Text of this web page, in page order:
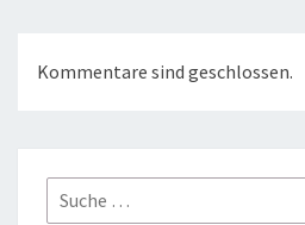
Kommentare sind geschlossen.
Suche